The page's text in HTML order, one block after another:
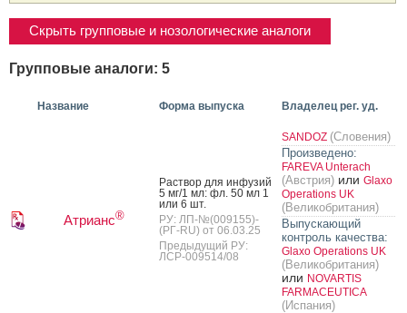
Скрыть групповые и нозологические аналоги
Групповые аналоги: 5
Название Форма выпуска Владелец рег. уд.
Атрианс®
Рас­твор для ин­фу­зий
5 мг/1 мл: фл. 50 мл 1
или 6 шт.
РУ: ЛП-№(009155)-
(РГ-RU) от 06.03.25
Предыдущий РУ:
ЛСР-009514/08
SANDOZ (Словения)
Произведено:
FAREVA Unterach
(Австрия) или Glaxo
Operations UK
(Великобритания)
Выпускающий
контроль качества:
Glaxo Operations UK
(Великобритания)
или NOVARTIS
FARMACEUTICA
(Испания)